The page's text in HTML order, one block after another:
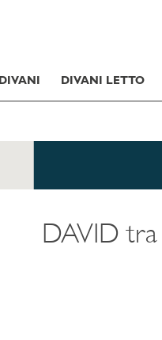
DIVANI DIVANI LETTO
DAVID